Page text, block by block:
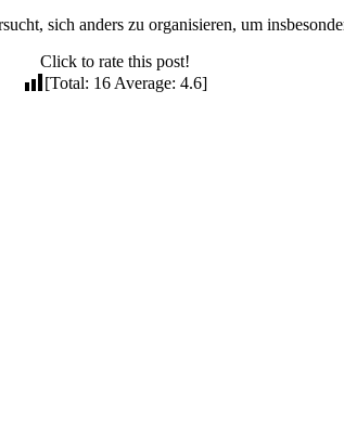
sich anders zu organisieren, um
Click to rate this post!
[Total: 16 Average: 4.6]